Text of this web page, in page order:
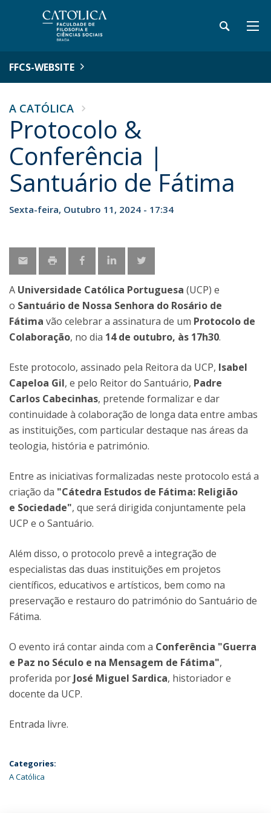
FFCS-WEBSITE
A CATÓLICA
Protocolo &
Conferência |
Santuário de Fátima
Sexta-feira, Outubro 11, 2024 - 17:34
A Universidade Católica Portuguesa (UCP) e
o Santuário de Nossa Senhora do Rosário de
Fátima vão celebrar a assinatura de um Protocolo de
Colaboração, no dia 14 de outubro, às 17h30.
Este protocolo, assinado pela Reitora da UCP, Isabel
Capeloa Gil, e pelo Reitor do Santuário, Padre
Carlos Cabecinhas, pretende formalizar e dar
continuidade à colaboração de longa data entre ambas
as instituições, com particular destaque nas áreas da
teologia, história e património.
Entre as iniciativas formalizadas neste protocolo está a
criação da "Cátedra Estudos de Fátima: Religião
e Sociedade", que será dirigida conjuntamente pela
UCP e o Santuário.
Além disso, o protocolo prevê a integração de
especialistas das duas instituições em projetos
científicos, educativos e artísticos, bem como na
preservação e restauro do património do Santuário de
Fátima.
O evento irá contar ainda com a Conferência "Guerra
e Paz no Século e na Mensagem de Fátima",
proferida por José Miguel Sardica, historiador e
docente da UCP.
Entrada livre.
Categories:
A Católica